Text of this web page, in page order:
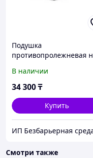
Подушка
противопролежневая
В наличии
34 300₸
Купить
ИП Безбарьерная
Смотри также